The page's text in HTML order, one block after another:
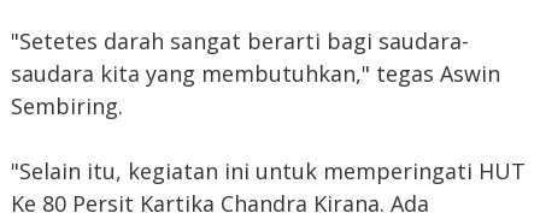
"Setetes darah sangat berarti bagi saudara-
saudara kita yang membutuhkan," tegas Aswin
Sembiring.
"Selain itu, kegiatan ini untuk memperingati HUT
Ke 80 Persit Kartika Chandra Kirana. Ada